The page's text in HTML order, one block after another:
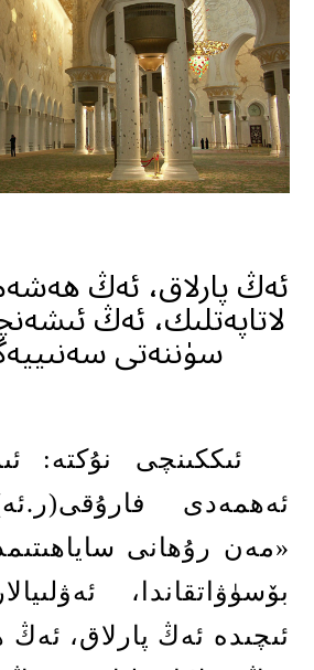
ئەڭ پارلاق، ئەڭ
لاتاپەتلىك، ئەڭ
سۈننەتى
ئىككىنچى نۇكتە:
ئەھمەدى فارۇقى(ر .ئە
«مەن رۇھانى
بۆسۈۋاتقاندا،
ئىچىدە ئەڭ پارلاق،